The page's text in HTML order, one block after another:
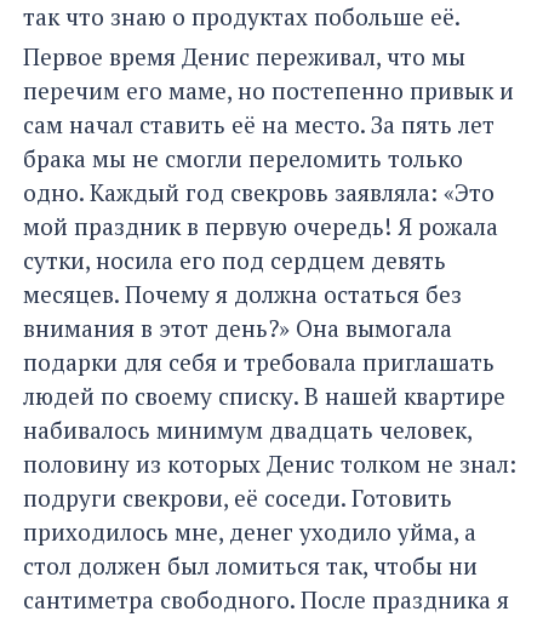
так что знаю о продуктах побольше её.
Первое время Денис переживал, что мы
перечим его маме, но постепенно привык и
сам начал ставить её на место. За пять лет
брака мы не смогли переломить только
одно. Каждый год свекровь заявляла: «Это
мой праздник в первую очередь! Я рожала
сутки, носила его под сердцем девять
месяцев. Почему я должна остаться без
внимания в этот день?» Она вымогала
подарки для себя и требовала приглашать
людей по своему списку. В нашей квартире
набивалось минимум двадцать человек,
половину из которых Денис толком не знал:
подруги свекрови, её соседи. Готовить
приходилось мне, денег уходило уйма, а
стол должен был ломиться так, чтобы ни
сантиметра свободного. После праздника я